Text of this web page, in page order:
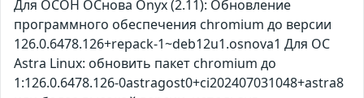
Для ОСОН ОСнова Оnyx (2.11): Обновление
программного обеспечения chromium до версии
126.0.6478.126+repack-1~deb12u1.osnova1 Для ОС
Astra Linux: обновить пакет chromium до
1:126.0.6478.126-0astragost0+ci202407031048+astra8